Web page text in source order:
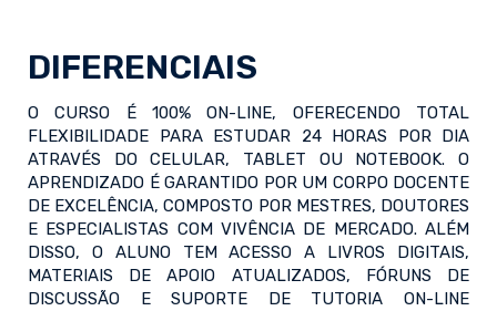
DIFERENCIAIS
O CURSO É 100% ON-LINE, OFERECENDO TOTAL
FLEXIBILIDADE PARA ESTUDAR 24 HORAS POR DIA
ATRAVÉS DO CELULAR, TABLET OU NOTEBOOK. O
APRENDIZADO É GARANTIDO POR UM CORPO DOCENTE
DE EXCELÊNCIA, COMPOSTO POR MESTRES, DOUTORES
E ESPECIALISTAS COM VIVÊNCIA DE MERCADO. ALÉM
DISSO, O ALUNO TEM ACESSO A LIVROS DIGITAIS,
MATERIAIS DE APOIO ATUALIZADOS, FÓRUNS DE
DISCUSSÃO E SUPORTE DE TUTORIA ON-LINE